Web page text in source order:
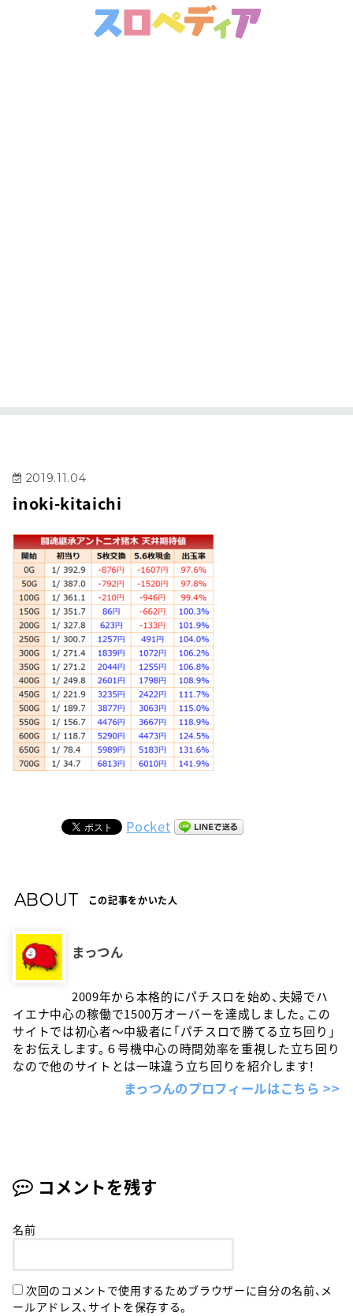
2019.11.04
inoki-kitaichi
Pocket
ABOUT この記事をかいた人
まっつん
2009年から本格的にパチスロを始め、夫婦でハ
イエナ中心の稼働で1500万オーバーを達成しました。この
サイトでは初心者〜中級者に「パチスロで勝てる立ち回り」
をお伝えします。６号機中心の時間効率を重視した立ち回り
なので他のサイトとは一味違う立ち回りを紹介します！
まっつんのプロフィールはこちら >>
コメントを残す
名前
次回のコメントで使用するためブラウザーに自分の名前、メ
ールアドレス、サイトを保存する。